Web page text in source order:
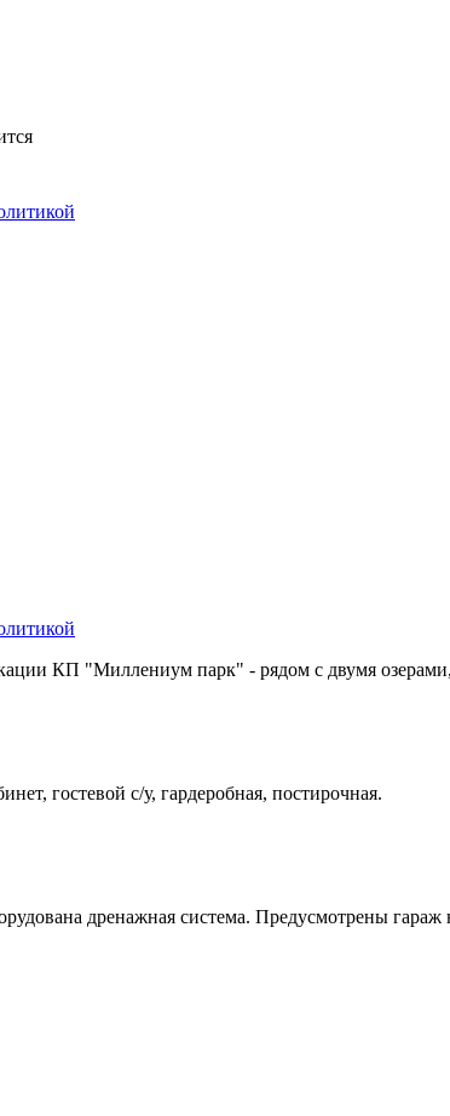
КП "Миллениум парк" - рядом с двумя
гостевой с/у, гардеробная, постирочная.
дренажная система. Предусмотрены гараж